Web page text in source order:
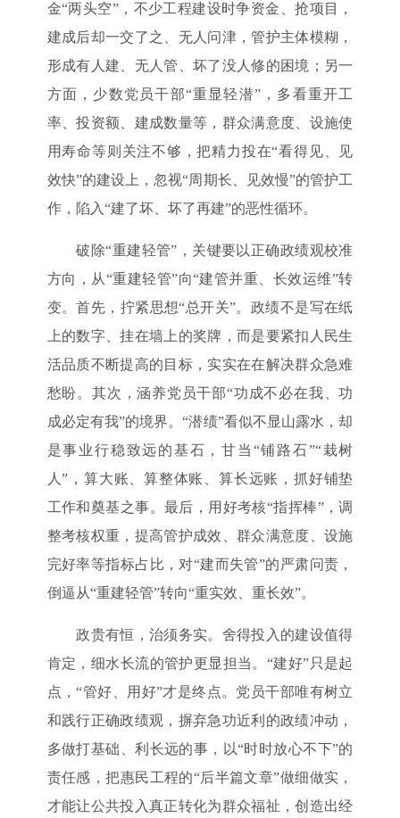
金“两头空”，不少工程建设时争资金、抢项目，
建成后却一交了之、无人问津，管护主体模糊，
形成有人建、无人管、坏了没人修的困境；另一
方面，少数党员干部“重显轻潜”，多看重开工
率、投资额、建成数量等，群众满意度、设施使
用寿命等则关注不够，把精力投在“看得见、见
效快”的建设上，忽视“周期长、见效慢”的管护工
作，陷入“建了坏、坏了再建”的恶性循环。
破除“重建轻管”，关键要以正确政绩观校准
方向，从“重建轻管”向“建管并重、长效运维”转
变。首先，拧紧思想“总开关”。政绩不是写在纸
上的数字、挂在墙上的奖牌，而是要紧扣人民生
活品质不断提高的目标，实实在在解决群众急难
愁盼。其次，涵养党员干部“功成不必在我、功
成必定有我”的境界。“潜绩”看似不显山露水，却
是事业行稳致远的基石，甘当“铺路石”“栽树
人”，算大账、算整体账、算长远账，抓好铺垫
工作和奠基之事。最后，用好考核“指挥棒”，调
整考核权重，提高管护成效、群众满意度、设施
完好率等指标占比，对“建而失管”的严肃问责，
倒逼从“重建轻管”转向“重实效、重长效”。
政贵有恒，治须务实。舍得投入的建设值得
肯定，细水长流的管护更显担当。“建好”只是起
点，“管好、用好”才是终点。党员干部唯有树立
和践行正确政绩观，摒弃急功近利的政绩冲动，
多做打基础、利长远的事，以“时时放心不下”的
责任感，把惠民工程的“后半篇文章”做细做实，
才能让公共投入真正转化为群众福祉，创造出经